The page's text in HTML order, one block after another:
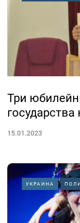
Три
15.01.2023
УКРАИНА